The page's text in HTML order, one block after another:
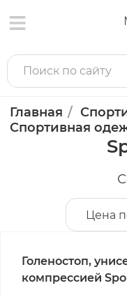
Главная
Спортивная
Цена
Голеностоп,
компрессией